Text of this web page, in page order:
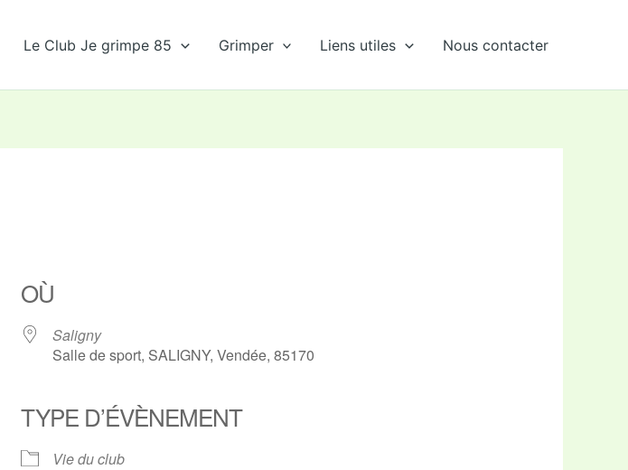
Le Club Je grimpe 85 Grimper Liens utiles Nous contacter
iCalendar
OÙ
Saligny
Salle de sport, SALIGNY, Vendée, 85170
TYPE D’ÉVÈNEMENT
Vie du club